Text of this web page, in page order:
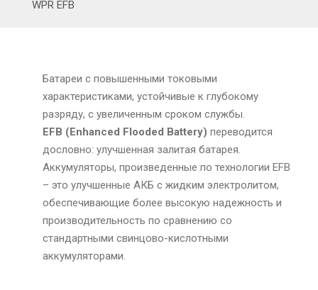
WPR EFB
Батареи с повышенными токовыми
характеристиками, устойчивые к глубокому
разряду, с увеличенным сроком службы.
EFB (Enhanced Flooded Battery) переводится
дословно: улучшенная залитая батарея.
Аккумуляторы, произведенные по технологии EFB
– это улучшенные АКБ с жидким электролитом,
обеспечивающие более высокую надежность и
производительность по сравнению со
стандартными свинцово-кислотными
аккумуляторами.